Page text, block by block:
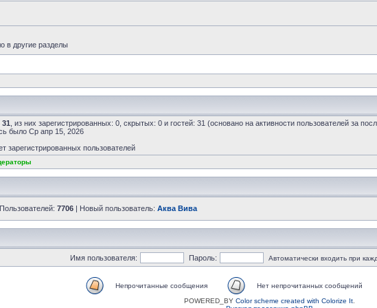
в другие разделы
31 , из них зарегистрированных: 0, скрытых: 0 и гостей: 31 (основано на активности пользователей за
было Ср апр 15, 2026
зарегистрированных пользователей
7706 | Новый пользователь: Аква Вива
Имя пользователя: Пароль: Автоматически входить при
Непрочитанные сообщения Нет непрочитанных сообщений
POWERED_BY Color scheme created with Colorize It.